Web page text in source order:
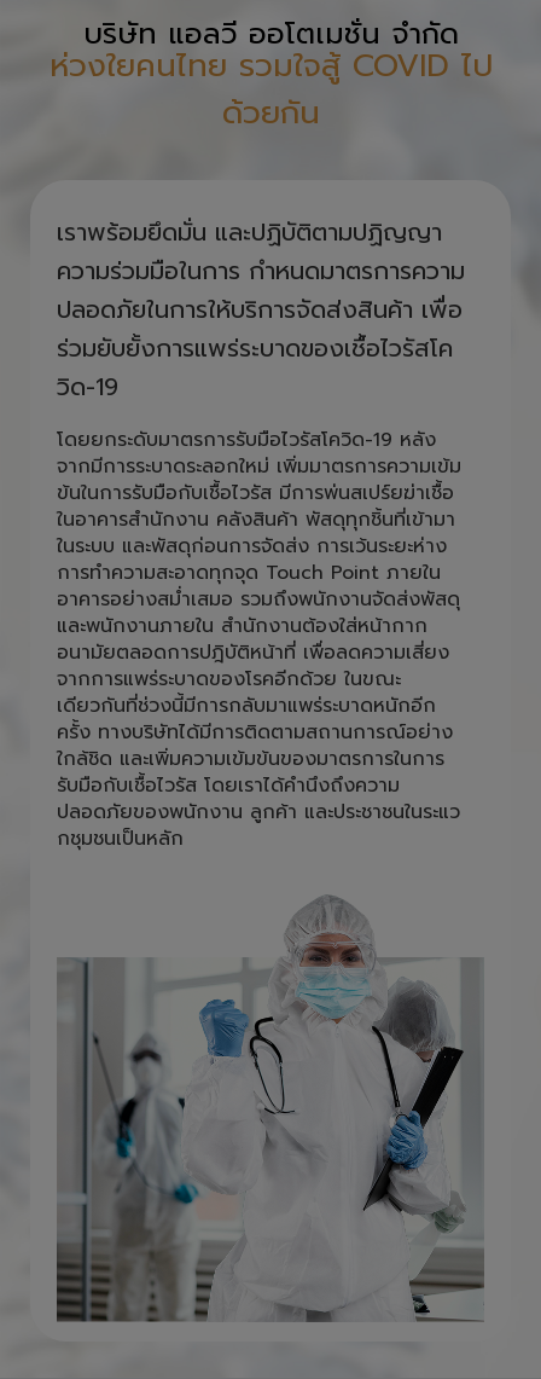
บริษัท แอลวี ออโตเมชั่น จำกัด
ห่วงใยคนไทย รวมใจสู้ COVID ไป
เราพร้อมยึดมั่น และปฏิบัติตามปฏิญญา
ความร่วมมือในการ กำหนดมาตรการความ
ปลอดภัยในการให้บริการจัดส่งสินค้า เพื่อ
วิด-19
โดยยกระดับมาตรการรับมือไวรัสโควิด-19 หลัง
จากมีการระบาดระลอกใหม่ เพิ่มมาตรการความเข้ม
ข้นในการรับมือกับเชื้อไวรัส มีการพ่นสเปร์ยฆ่าเชื้อ
ในอาคารสำนักงาน คลังสินค้า พัสดุทุกชิ้นที่เข้ามา
ในระบบ และพัสดุก่อนการจัดส่ง การเว้นระยะห่าง
การทำความสะอาดทุกจุด Touch Point ภายใน
อาคารอย่างสม่ำเสมอ รวมถึงพนักงานจัดส่งพัสดุ
และพนักงานภายใน สำนักงานต้องใส่หน้ากาก
อนามัยตลอดการปฎิบัติหน้าที่ เพื่อลดความเสี่ยง
จากการแพร่ระบาดของโรคอีกด้วย ในขณะ
เดียวกันที่ช่วงนี้มีการกลับมาแพร่ระบาดหนักอีก
ครั้ง ทางบริษัทได้มีการติดตามสถานการณ์อย่าง
ใกล้ชิด และเพิ่มความเข้มข้นของมาตรการในการ
รับมือกับเชื้อไวรัส โดยเราได้คำนึงถึงความ